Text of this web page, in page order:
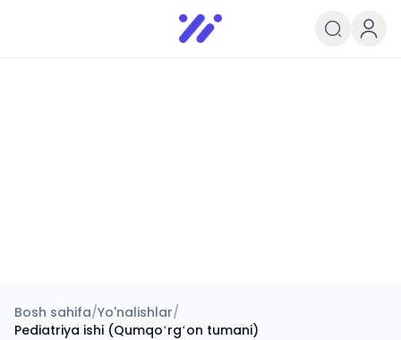
Infoedu
Ta&#039;lim xabarlari va
Bosh sahifa/Yo'nalishlar/
Pediatriya ishi (Qumqoʻrgʻon tumani)